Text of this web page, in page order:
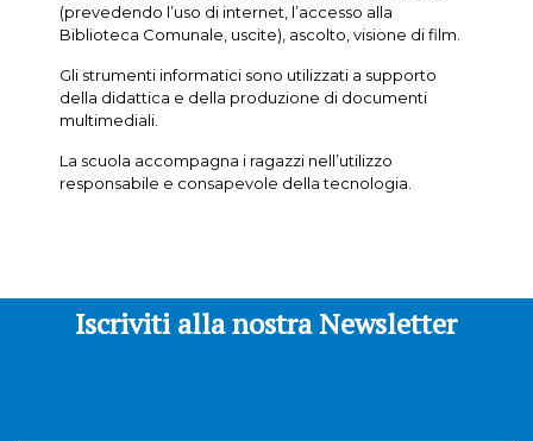
(prevedendo l’uso di internet, l’accesso alla
Biblioteca Comunale, uscite), ascolto, visione di film.
Gli strumenti informatici sono utilizzati a supporto
della didattica e della produzione di documenti
multimediali.
La scuola accompagna i ragazzi nell’utilizzo
responsabile e consapevole della tecnologia.
Iscriviti alla nostra Newsletter